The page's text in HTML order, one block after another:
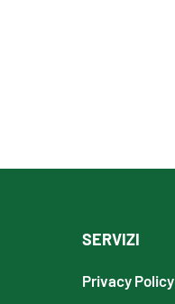
SERVIZI
Privacy Policy